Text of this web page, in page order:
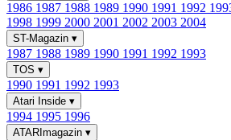
1986 1987 1988 1989 1990 1991 1992
1998 1999 2000 2001 2002 2003 2004
ST-Magazin ▾
1987 1988 1989 1990 1991 1992 1993
TOS ▾
1990 1991 1992 1993
Atari Inside ▾
1994 1995 1996
ATARImagazin ▾